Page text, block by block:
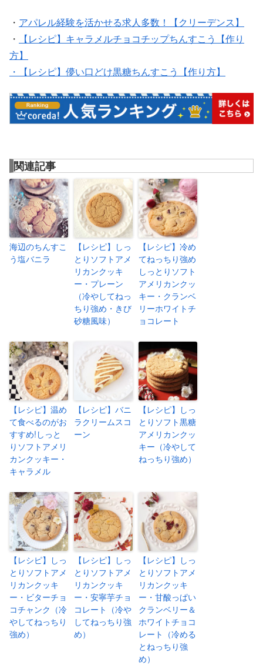
・ アパレル経験を活かせる求人多数！【クリーデンス】
・
【レシピ】キャラメルチョコチップちんすこう【作り
方】
・【レシピ】儚い口どけ黒糖ちんすこう【作り方】
関連記事
海辺のちんすこ
う塩バニラ
【レシピ】しっ
とりソフトアメ
リカンクッキ
ー・プレーン
（冷やしてねっ
ちり強め・きび
砂糖風味）
【レシピ】冷め
てねっちり強め
しっとりソフト
アメリカンクッ
キー・クランベ
リーホワイトチ
ョコレート
【レシピ】温め
て食べるのがお
すすめ!しっと
りソフトアメリ
カンクッキー・
キャラメル
【レシピ】バニ
ラクリームスコ
ーン
【レシピ】しっ
とりソフト黒糖
アメリカンクッ
キー（冷やして
ねっちり強め）
【レシピ】しっ
とりソフトアメ
リカンクッキ
ー・ビターチョ
コチャンク（冷
やしてねっちり
強め）
【レシピ】しっ
とりソフトアメ
リカンクッキ
ー・安寧芋チョ
コレート（冷や
してねっちり強
め）
【レシピ】しっ
とりソフトアメ
リカンクッキ
ー・甘酸っぱい
クランベリー＆
ホワイトチョコ
レート（冷める
とねっちり強
め）